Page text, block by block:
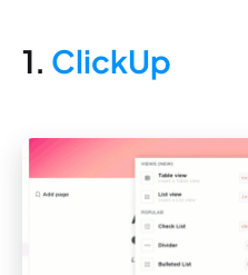
1. ClickUp